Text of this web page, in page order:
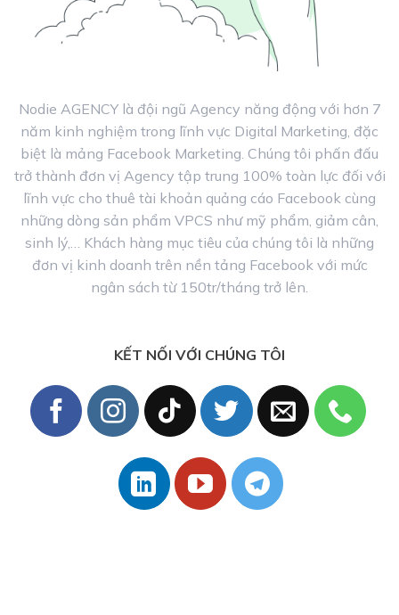
Nodie AGENCY là đội ngũ Agency năng động với hơn 7
năm kinh nghiệm trong lĩnh vực Digital Marketing, đặc
biệt là mảng Facebook Marketing. Chúng tôi phấn đấu
trở thành đơn vị Agency tập trung 100% toàn lực đối với
lĩnh vực cho thuê tài khoản quảng cáo Facebook cùng
những dòng sản phẩm VPCS như mỹ phẩm, giảm cân,
sinh lý,… Khách hàng mục tiêu của chúng tôi là những
đơn vị kinh doanh trên nền tảng Facebook với mức
ngân sách từ 150tr/tháng trở lên.
KẾT NỐI VỚI CHÚNG TÔI